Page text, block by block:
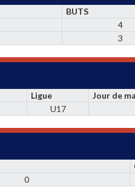
BUTS
4
3
Ligue Jour de
U17
0